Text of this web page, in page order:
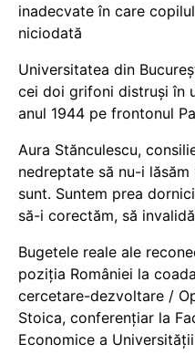
inadecvate în care
niciodată
Universitatea din
cei doi grifoni distruși în
anul 1944 pe frontonul
Aura Stănculescu,
nedreptate să nu-i
sunt. Suntem prea
să-i corectăm, să
Bugetele reale ale
poziția României la
cercetare-dezvoltare /
Stoica, conferențiar la
Economice a